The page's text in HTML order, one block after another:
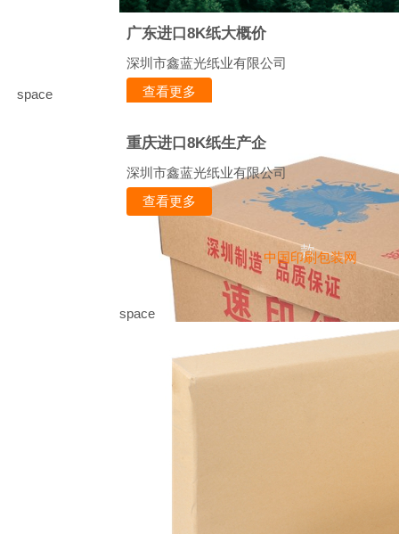
广东进口8K纸大概价
深圳市鑫蓝光纸业有限公司
查看更多
space
重庆进口8K纸生产企
深圳市鑫蓝光纸业有限公司
查看更多
space
款
中国印刷包装网